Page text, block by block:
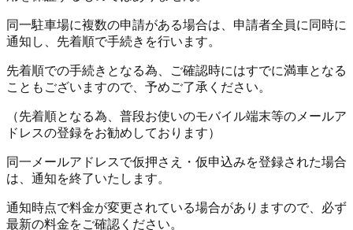
同一駐車場に複数の申請がある場合は、申請者全員に同時に
通知し、 先着順で手続きを行います。
先着順での手続きとなる為、ご確認時にはすでに満車となる
こともございますので、予めご了承ください。
（先着順となる為、普段お使いのモバイル端末等のメールア
ドレスの登録をお勧めしております）
同一メールアドレスで仮押さえ・仮申込みを登録された場合
は、通知を終了いたします。
通知時点で料金が変更されている場合がありますので、必ず
最新の料金をご確認ください。